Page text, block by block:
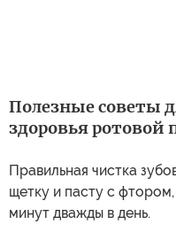
Полезные советы
здоровья ротовой
Правильная чистка
щетку и пасту с
минут дважды в день.